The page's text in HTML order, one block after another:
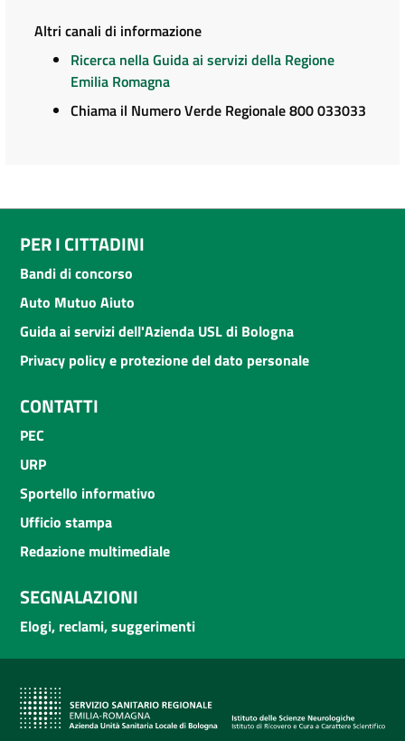
Altri canali di informazione
Ricerca nella Guida ai servizi della Regione
Emilia Romagna
Chiama il Numero Verde Regionale 800 033033
PER I CITTADINI
Bandi di concorso
Auto Mutuo Aiuto
Guida ai servizi dell'Azienda USL di Bologna
Privacy policy e protezione del dato personale
CONTATTI
PEC
URP
Sportello informativo
Ufficio stampa
Redazione multimediale
SEGNALAZIONI
Elogi, reclami, suggerimenti